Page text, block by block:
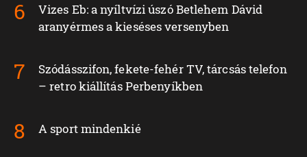
Vizes Eb: a nyíltvízi úszó Betlehem Dávid
aranyérmes a kieséses versenyben
Szódásszifon, fekete-fehér TV, tárcsás telefon
– retro kiállítás Perbenyíkben
A sport mindenkié